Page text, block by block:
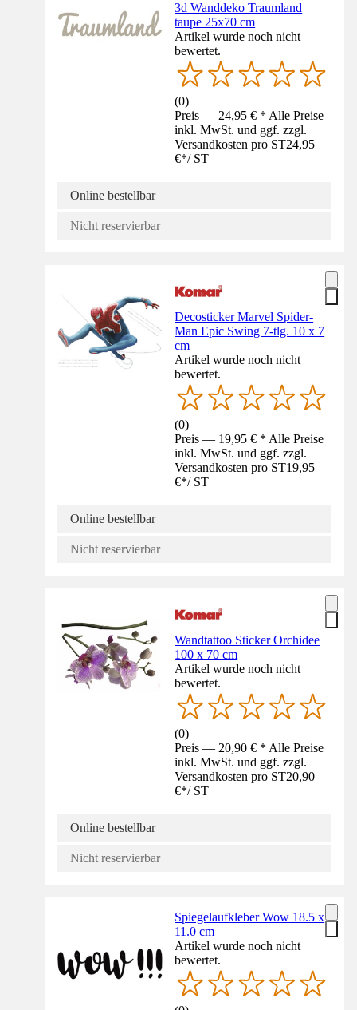
3d Wanddeko Traumland
taupe 25x70 cm
Artikel wurde noch nicht
bewertet.
(0)
Preis — 24,95 € * Alle Preise
inkl. MwSt. und ggf. zzgl.
Versandkosten pro ST24,95
€*/ ST
Online bestellbar
Nicht reservierbar
Decosticker Marvel Spider-
Man Epic Swing 7-tlg. 10 x 7
cm
Artikel wurde noch nicht
bewertet.
(0)
Preis — 19,95 € * Alle Preise
inkl. MwSt. und ggf. zzgl.
Versandkosten pro ST19,95
€*/ ST
Online bestellbar
Nicht reservierbar
Wandtattoo Sticker Orchidee
100 x 70 cm
Artikel wurde noch nicht
bewertet.
(0)
Preis — 20,90 € * Alle Preise
inkl. MwSt. und ggf. zzgl.
Versandkosten pro ST20,90
€*/ ST
Online bestellbar
Nicht reservierbar
Spiegelaufkleber Wow 18.5 x
11.0 cm
Artikel wurde noch nicht
bewertet.